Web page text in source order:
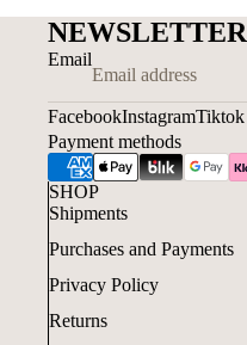
NEWSLETTER
Email
FacebookInstagramTiktok
Payment methods
SHOP
Shipments
Purchases and Payments
Privacy Policy
Returns